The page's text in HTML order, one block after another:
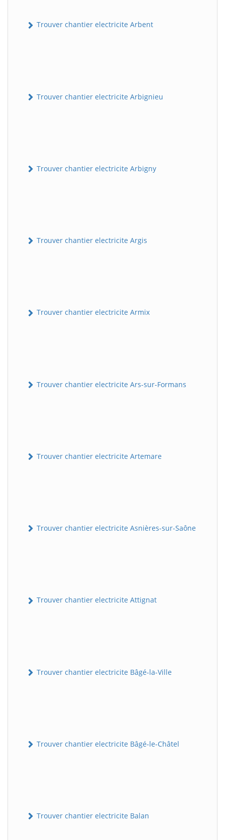
Trouver chantier electricite Arbent
Trouver chantier electricite Arbignieu
Trouver chantier electricite Arbigny
Trouver chantier electricite Argis
Trouver chantier electricite Armix
Trouver chantier electricite Ars-sur-Formans
Trouver chantier electricite Artemare
Trouver chantier electricite Asnières-sur-Saône
Trouver chantier electricite Attignat
Trouver chantier electricite Bâgé-la-Ville
Trouver chantier electricite Bâgé-le-Châtel
Trouver chantier electricite Balan